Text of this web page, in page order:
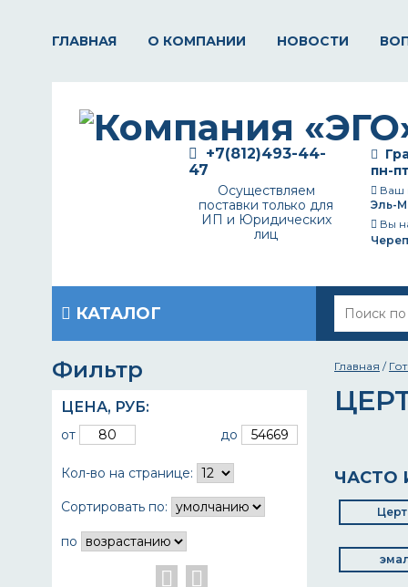
ГЛАВНАЯ О КОМПАНИИ НОВОСТИ
пн-
Ваш
Эль-
Вы
+7(812)493-44-
47
Осуществляем
поставки только для
ИП и Юридических
лиц
КАТАЛОГ
Фильтр
ЦЕНА, РУБ:
от до
Кол-во на странице:
Сортировать по:
по
Главная /
ЧАСТО